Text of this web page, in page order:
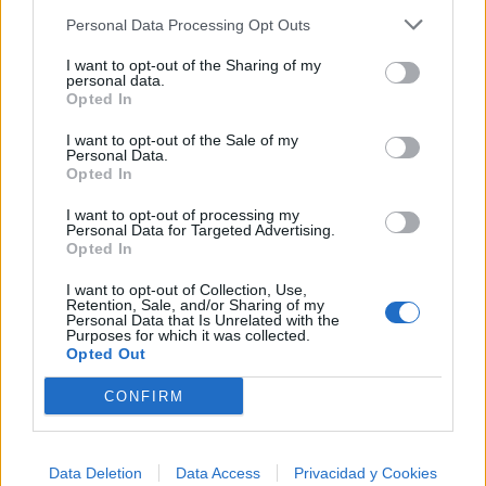
Personal Data Processing Opt Outs
I want to opt-out of the Sharing of my
personal data.
Opted In
I want to opt-out of the Sale of my
Personal Data.
Opted In
I want to opt-out of processing my
Personal Data for Targeted Advertising.
Opted In
I want to opt-out of Collection, Use,
Retention, Sale, and/or Sharing of my
Personal Data that Is Unrelated with the
Purposes for which it was collected.
Opted Out
CONFIRM
Data Deletion Data Access Privacidad y Cookies
+ Astrid S
Discografía Biografía
Añadir Letra
Ranking de Astrid S
Astrid S
no figura entre los 500 artistas más
apoyados o visitados de esta semana.
¿Apoyar a Astrid S?
0